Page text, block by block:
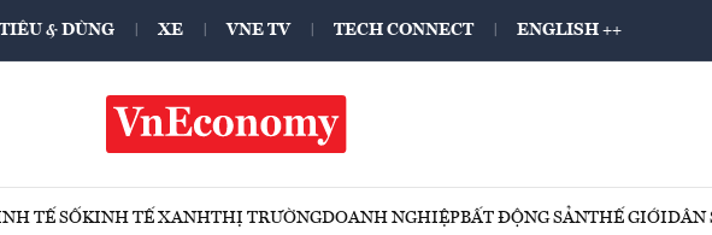
TIÊU & DÙNG XE VNE TV TECH CONNECT ENGLISH ++
TẾ SỐKINH TẾ XANHTHỊ TRƯỜNGDOANH NGHIỆPBẤT ĐỘNG SẢNTHẾ GIỚIDÂN